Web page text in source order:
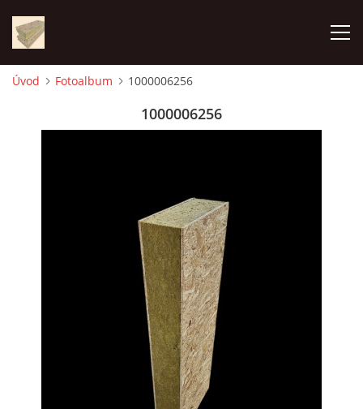
PREČO TÁTO IZOLAČNÁ DOSKA
Úvod Fotoalbum 1000006256
1000006256